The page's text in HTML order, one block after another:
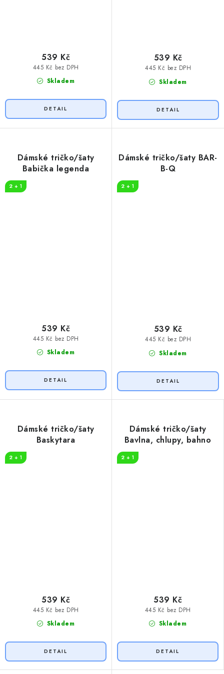
Skladem
445 Kč bez DPH
539 Kč
Skladem
445 Kč bez DPH
539 Kč
Dámské tričko/šaty
Babička legenda
2 + 1
Skladem
445 Kč bez DPH
539 Kč
Dámské tričko/šaty BAR-
B-Q
2 + 1
Skladem
445 Kč bez DPH
539 Kč
Dámské tričko/šaty
Baskytara
2 + 1
Skladem
445 Kč bez DPH
539 Kč
Dámské tričko/šaty
Bavlna, chlupy, bahno
2 + 1
Skladem
445 Kč bez DPH
539 Kč